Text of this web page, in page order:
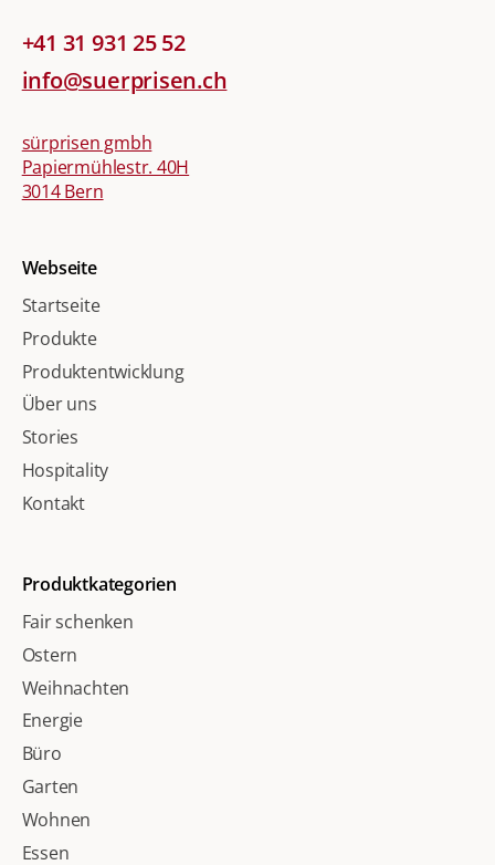
+41 31 931 25 52
info@suerprisen.ch
sürprisen gmbh
Papiermühlestr. 40H
3014 Bern
Webseite
Startseite
Produkte
Produktentwicklung
Über uns
Stories
Hospitality
Kontakt
Produktkategorien
Fair schenken
Ostern
Weihnachten
Energie
Büro
Garten
Wohnen
Essen